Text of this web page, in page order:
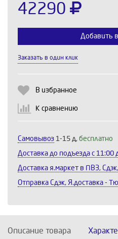
42290
Добавить
Заказать в один клик
В избранное
К сравнению
Самовывоз 1-15 д, бесплатно
Доставка до подъезда c 11:00
Доставка я.маркет в ПВЗ,
Отправка Сдэк, Я.доставка -
Описание товара